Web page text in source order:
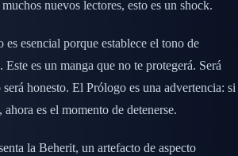
nuevos lectores, esto es un shock.
esencial porque establece el tono de
es un manga que no te protegerá. Será
honesto. El Prólogo es una advertencia: si
es el momento de detenerse.
la Beherit, un artefacto de aspecto